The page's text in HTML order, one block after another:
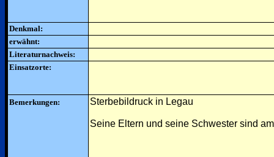
Denkmal:
erwähnt:
Literaturnachweis:
Einsatzorte:
Bemerkungen: Sterbebildruck in Legau
Seine Eltern und seine Schwester sind